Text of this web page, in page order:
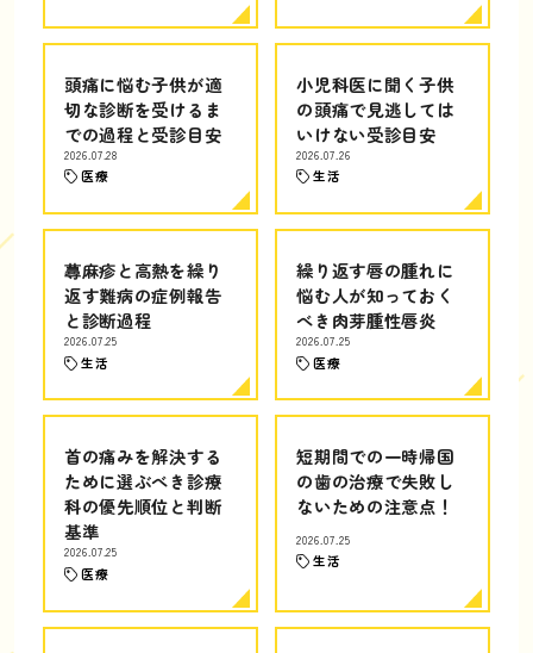
頭痛に悩む子供が適
切な診断を受けるま
での過程と受診目安
2026.07.28
医療
小児科医に聞く子供
の頭痛で見逃しては
いけない受診目安
2026.07.26
生活
蕁麻疹と高熱を繰り
返す難病の症例報告
と診断過程
2026.07.25
生活
繰り返す唇の腫れに
悩む人が知っておく
べき肉芽腫性唇炎
2026.07.25
医療
首の痛みを解決する
ために選ぶべき診療
科の優先順位と判断
基準
2026.07.25
医療
短期間での一時帰国
の歯の治療で失敗し
ないための注意点！
2026.07.25
生活